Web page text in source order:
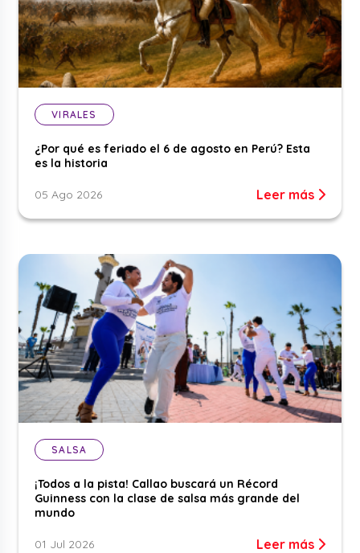
VIRALES
¿Por qué es feriado el 6 de agosto en Perú? Esta
es la historia
05 Ago 2026 Leer más
SALSA
¡Todos a la pista! Callao buscará un Récord
Guinness con la clase de salsa más grande del
mundo
01 Jul 2026 Leer más